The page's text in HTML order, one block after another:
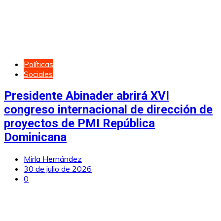
Políticas
Sociales
Presidente Abinader abrirá XVI
congreso internacional de dirección de
proyectos de PMI República
Dominicana
Mirla Hernández
30 de julio de 2026
0